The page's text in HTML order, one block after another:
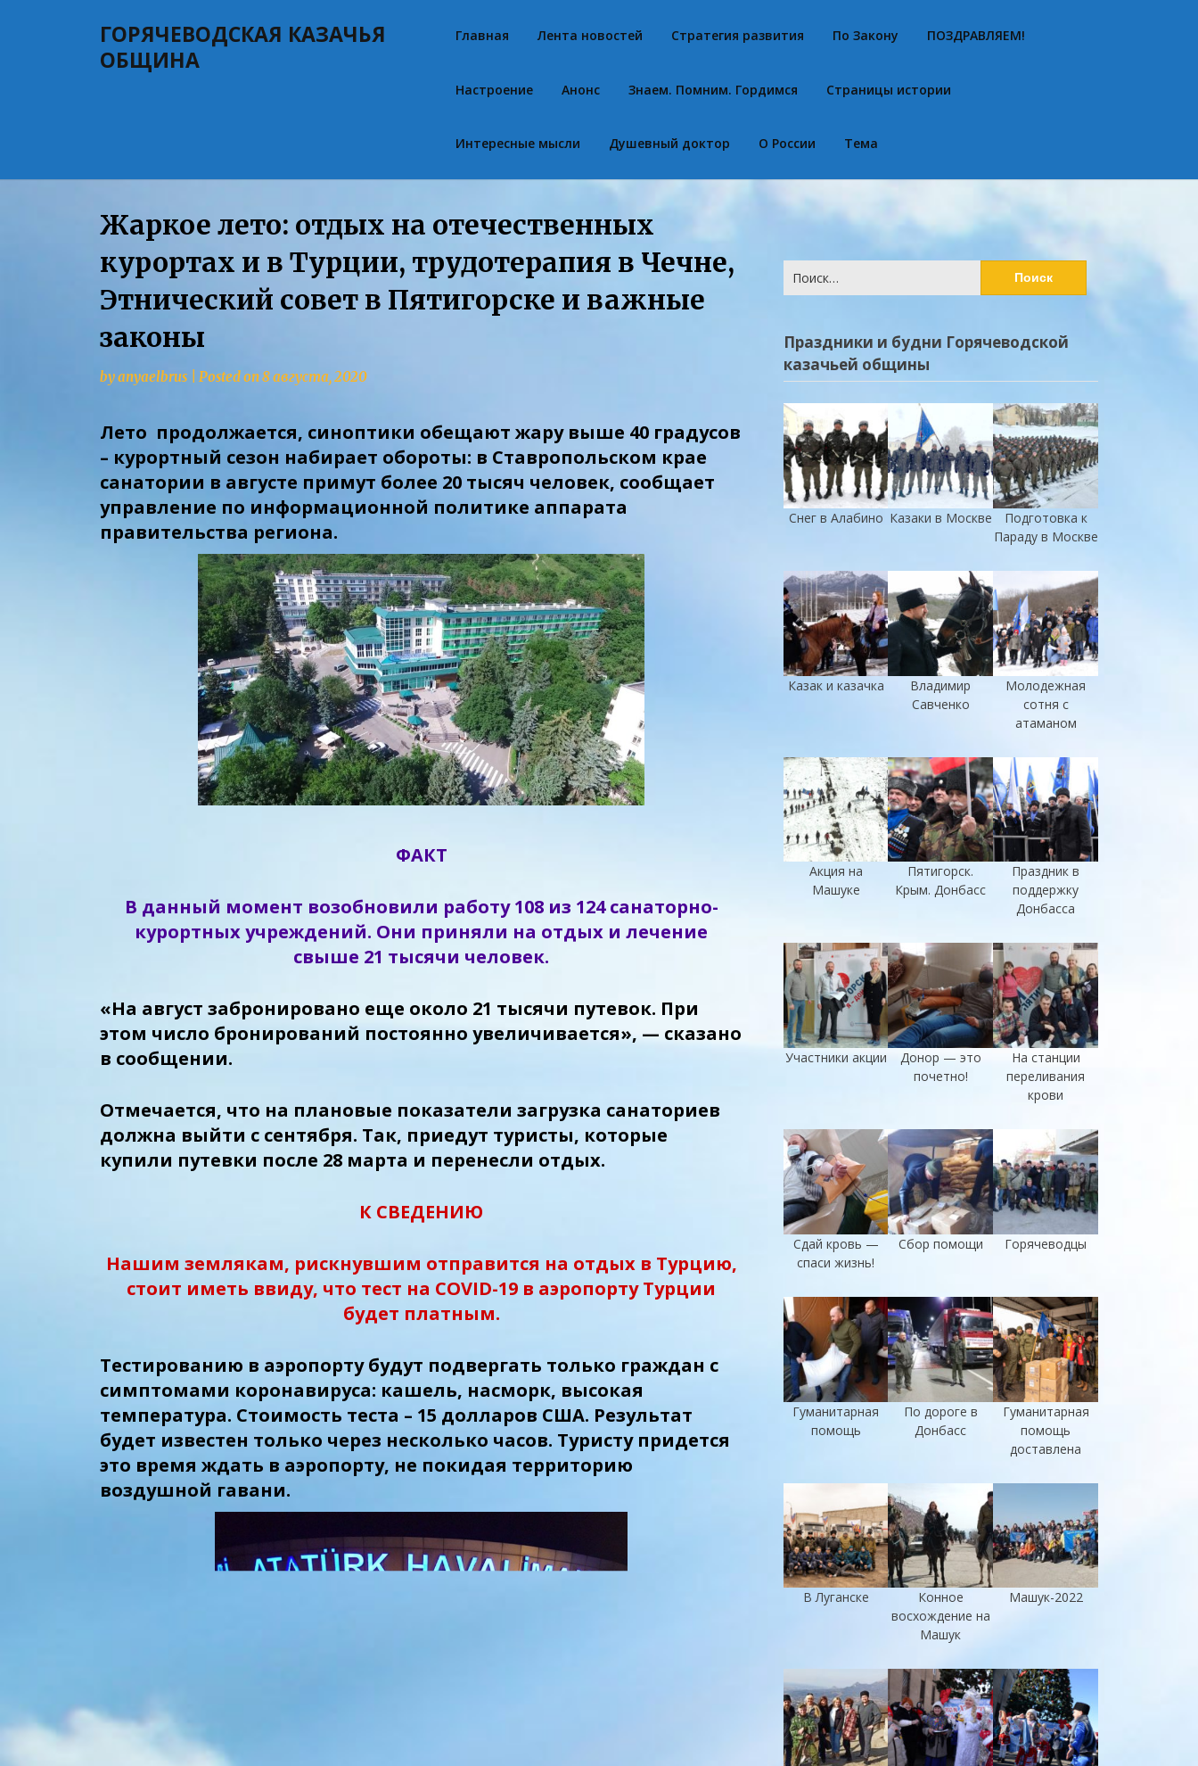
ГОРЯЧЕВОДСКАЯ КАЗАЧЬЯ
ОБЩИНА
Главная Лента новостей Стратегия развития По Закону ПОЗДРАВЛЯЕМ!
Настроение Анонс Знаем. Помним. Гордимся Страницы истории
Интересные мысли Душевный доктор О России Тема
Жаркое лето: отдых на отечественных
курортах и в Турции, трудотерапия в Чечне,
Этнический совет в Пятигорске и важные
законы
byanyaelbrus Posted on8 августа, 2020
Лето продолжается, синоптики обещают жару выше 40 градусов
– курортный сезон набирает обороты: в Ставропольском крае
санатории в августе примут более 20 тысяч человек, сообщает
управление по информационной политике аппарата
правительства региона.
ФАКТ
В данный момент возобновили работу 108 из 124 санаторно-
курортных учреждений. Они приняли на отдых и лечение
свыше 21 тысячи человек.
«На август забронировано еще около 21 тысячи путевок. При
этом число бронирований постоянно увеличивается», — сказано
в сообщении.
Отмечается, что на плановые показатели загрузка санаториев
должна выйти с сентября. Так, приедут туристы, которые
купили путевки после 28 марта и перенесли отдых.
К СВЕДЕНИЮ
Нашим землякам, рискнувшим отправится на отдых в Турцию,
стоит иметь ввиду, что тест на COVID-19 в аэропорту Турции
будет платным.
Тестированию в аэропорту будут подвергать только граждан с
симптомами коронавируса: кашель, насморк, высокая
температура. Стоимость теста – 15 долларов США. Результат
будет известен только через несколько часов. Туристу придется
это время ждать в аэропорту, не покидая территорию
воздушной гавани.
Праздники и будни Горячеводской
казачьей общины
Снег в Алабино Казаки в Москве
Подготовка к
Параду в Москве
Казак и казачка
Владимир
Савченко
Молодежная
сотня с
атаманом
Акция на
Машуке
Пятигорск.
Крым. Донбасс
Праздник в
поддержку
Донбасса
Участники акции
Донор — это
почетно!
На станции
переливания
крови
Сдай кровь —
спаси жизнь!
Сбор помощи Горячеводцы
Гуманитарная
помощь
По дороге в
Донбасс
Гуманитарная
помощь
доставлена
В Луганске
Конное
восхождение на
Машук
Машук-2022